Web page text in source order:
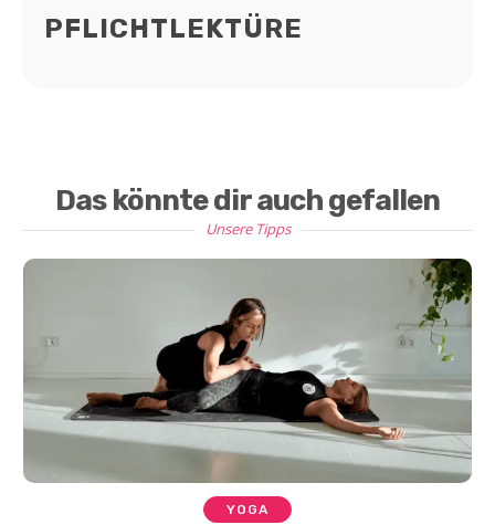
PFLICHTLEKTÜRE
Das könnte dir auch gefallen
Unsere Tipps
YOGA